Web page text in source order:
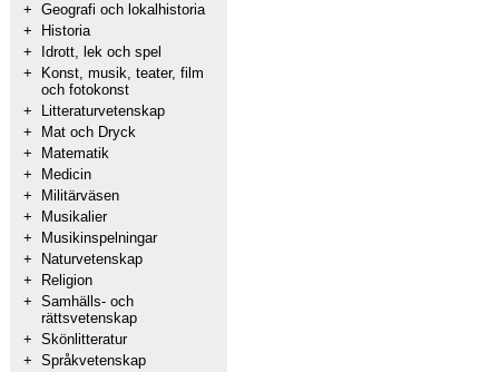
+ Geografi och lokalhistoria
+
Historia
+
Idrott, lek och spel
+
Konst, musik, teater, film
och fotokonst
+
Litteraturvetenskap
+
Mat och Dryck
+
Matematik
+
Medicin
+
Militärväsen
+
Musikalier
+
Musikinspelningar
+
Naturvetenskap
+
Religion
+ Samhälls- och
rättsvetenskap
+ Skönlitteratur
+ Språkvetenskap